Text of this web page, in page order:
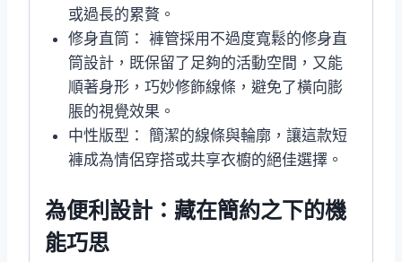
或過長的累贅。
修身直筒： 褲管採用不過度寬鬆的修身直
筒設計，既保留了足夠的活動空間，又能
順著身形，巧妙修飾線條，避免了橫向膨
脹的視覺效果。
中性版型： 簡潔的線條與輪廓，讓這款短
褲成為情侶穿搭或共享衣櫥的絕佳選擇。
為便利設計：藏在簡約之下的機
能巧思